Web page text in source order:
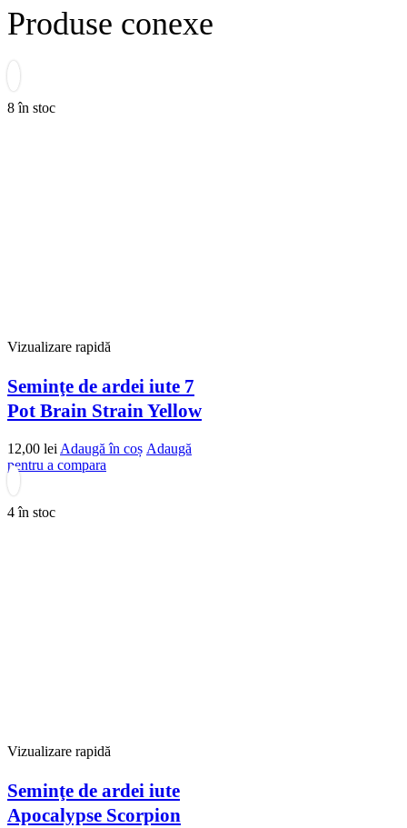
Produse conexe
8 în stoc
Vizualizare rapidă
Seminţe de ardei iute 7
Pot Brain Strain Yellow
12,00 lei Adaugă în coș Adaugă
pentru a compara
4 în stoc
Vizualizare rapidă
Seminţe de ardei iute
Apocalypse Scorpion